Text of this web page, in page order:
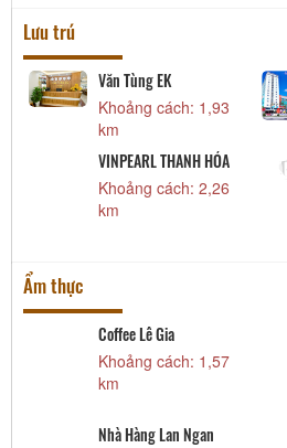
Lưu trú
Văn Tùng EK
Khoảng cách: 1,93
km
VINPEARL THANH HÓA
Khoảng cách: 2,26
km
Ẩm thực
Coffee Lê Gia
Khoảng cách: 1,57
km
Nhà Hàng Lan Ngan